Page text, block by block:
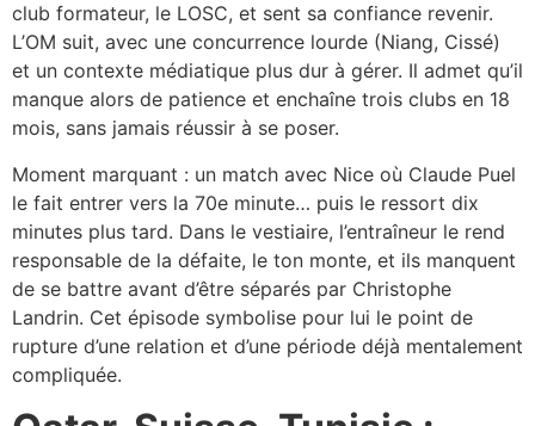
club formateur, le LOSC, et sent sa confiance revenir.
L’OM suit, avec une concurrence lourde (Niang, Cissé)
et un contexte médiatique plus dur à gérer. Il admet qu’il
manque alors de patience et enchaîne trois clubs en 18
mois, sans jamais réussir à se poser.​
Moment marquant : un match avec Nice où Claude Puel
le fait entrer vers la 70e minute… puis le ressort dix
minutes plus tard. Dans le vestiaire, l’entraîneur le rend
responsable de la défaite, le ton monte, et ils manquent
de se battre avant d’être séparés par Christophe
Landrin. Cet épisode symbolise pour lui le point de
rupture d’une relation et d’une période déjà mentalement
compliquée.​